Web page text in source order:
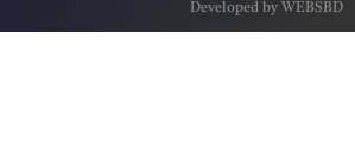
Developed by WEBSBD